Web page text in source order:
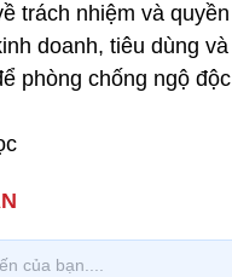
trách nhiệm và
doanh, tiêu dùng
phòng chống ngộ